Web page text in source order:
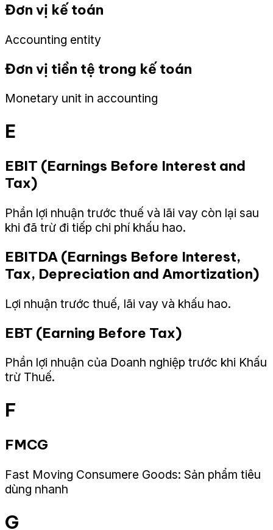
Đơn vị kế toán
Accounting entity
Đơn vị tiền tệ trong kế toán
Monetary unit in accounting
E
EBIT (Earnings Before Interest and
Tax)
Phần lợi nhuận trước thuế và lãi vay còn lại sau
khi đã trừ đi tiếp chi phí khấu hao.
EBITDA (Earnings Before Interest,
Tax, Depreciation and Amortization)
Lợi nhuận trước thuế, lãi vay và khấu hao.
EBT (Earning Before Tax)
Phần lợi nhuận của Doanh nghiệp trước khi Khấu
trừ Thuế.
F
FMCG
Fast Moving Consumere Goods: Sản phẩm tiêu
dùng nhanh
G